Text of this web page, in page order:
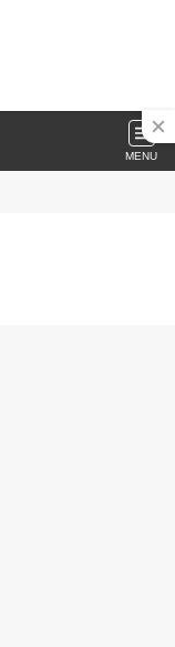
MENU